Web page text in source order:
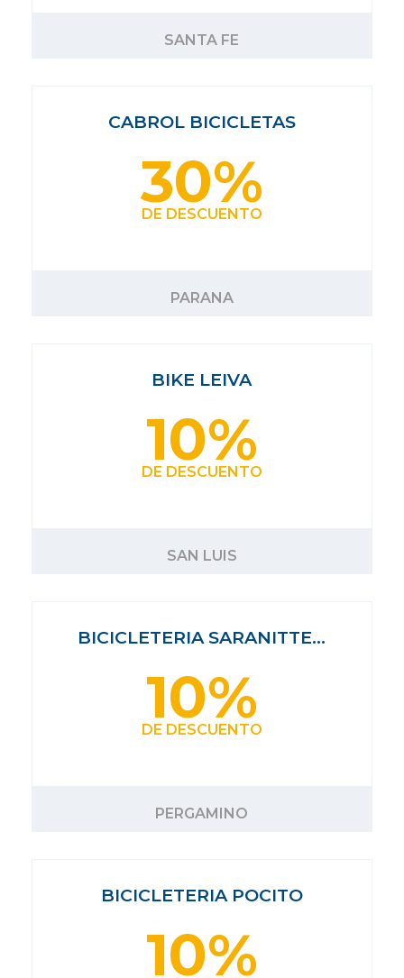
SANTA FE
CABROL BICICLETAS
30%
DE DESCUENTO
PARANA
BIKE LEIVA
10%
DE DESCUENTO
SAN LUIS
BICICLETERIA SARANITTE…
10%
DE DESCUENTO
PERGAMINO
BICICLETERIA POCITO
10%